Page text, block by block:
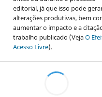
editorial, já que isso pode
alterações produtivas, bem
aumentar o impacto e a
trabalho publicado (VejaO
Acesso Livre).